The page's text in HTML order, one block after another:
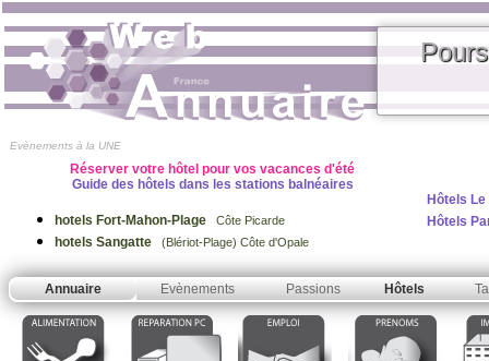
Evènements à la UNE
Réserver votre hôtel pour vos vacances d'été
Guide des hôtels dans les stations balnéaires
hotels Fort-Mahon-Plage Côte Picarde
hotels Sangatte (Blériot-Plage) Côte d'Opale
Hôtels
Hôtels
Annuaire Evènements Passions Hôtels